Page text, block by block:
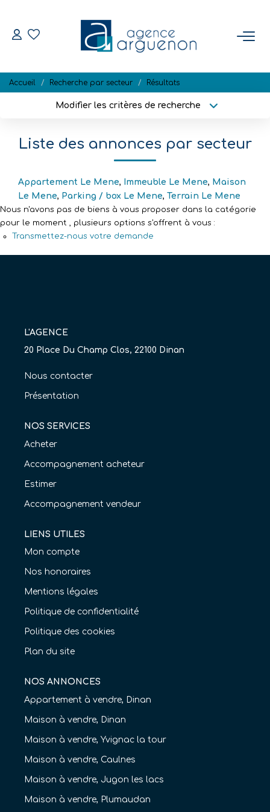
Nos Biens Disponibles
Estimation
Biens Vendus
NOTRE RÉGION
Livre D'or
Accueil Recherche par secteur Résultats
Modifier les critères de recherche
Budget max
Plus de critères Créer une alerte
Liste des annonces par secteur
Appartement Le Mene, Immeuble Le Mene, Maison
Le Mene, Parking / box Le Mene, Terrain Le Mene
Nous n'avons pas de biens à vous proposer dans la catégorie
pour le moment , plusieurs options s'offrent à vous :
Transmettez-nous votre demande
L'AGENCE
20 Place Du Champ Clos, 22100 Dinan
Nous contacter
Présentation
NOS SERVICES
Acheter
Accompagnement acheteur
Estimer
Accompagnement vendeur
LIENS UTILES
Mon compte
Nos honoraires
Mentions légales
Politique de confidentialité
Politique des cookies
Plan du site
NOS ANNONCES
Appartement à vendre, Dinan
Maison à vendre, Dinan
Maison à vendre, Yvignac la tour
Maison à vendre, Caulnes
Maison à vendre, Jugon les lacs
Maison à vendre, Plumaudan